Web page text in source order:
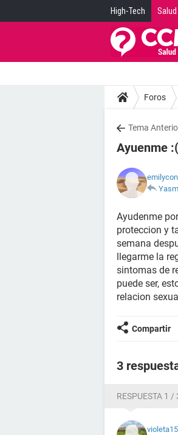
High-Tech Salud
Foros
Tema
Ayuenme :(
Ayudenme
proteccion y
semana
llegarme la
sintomas de
puede ser,
relacion
Compartir
3
RESPUESTA 1 /